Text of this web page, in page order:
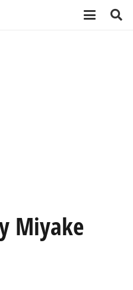
Miyake